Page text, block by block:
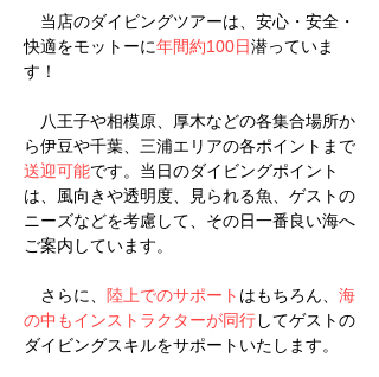
当店のダイビングツアーは、安心・安全・
快適をモットーに年間約100日潜っていま
す！
八王子や相模原、厚木などの各集合場所か
ら伊豆や千葉、三浦エリアの各ポイントまで
送迎可能です。当日のダイビングポイント
は、風向きや透明度、見られる魚、ゲストの
ニーズなどを考慮して、その日一番良い海へ
ご案内しています。
​ さらに、 陸上でのサポート はもちろん、 海
の中もインストラクターが同行してゲストの
ダイビングスキルをサポートいたします。